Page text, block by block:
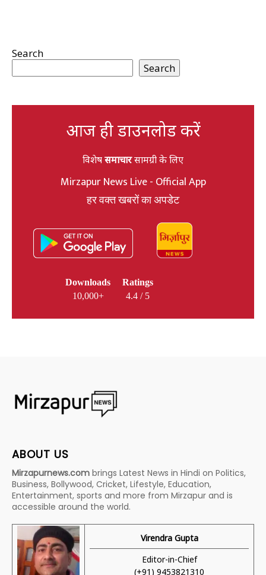
Search
Search
आज ही डाउनलोड करें
विशेषसमाचारसामग्री के लिए
Mirzapur News Live - Official App
हर वक्त खबरों का अपडेट
Downloads
10,000+
Ratings
4.4 / 5
ABOUT US
Mirzapurnews.com brings Latest News in Hindi on Politics,
Business, Bollywood, Cricket, Lifestyle, Education,
Entertainment, sports and more from Mirzapur and is
accessible around the world.
Virendra Gupta
Editor-in-Chief
(+91) 9453821310